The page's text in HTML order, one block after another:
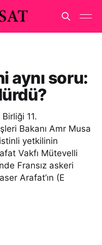
aynı soru:
11.
Bakanı Amr Musa
yetkilinin
Vakfı Mütevelli
Fransız askeri
Arafat’ın (E